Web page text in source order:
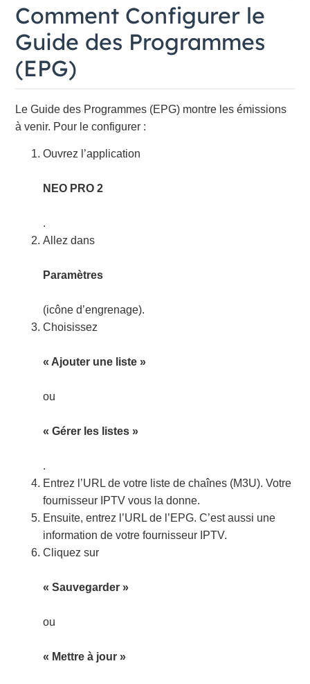
Comment Configurer le
Guide des Programmes
(EPG)
Le Guide des Programmes (EPG) montre les émissions
à venir. Pour le configurer :
Ouvrez l’application
NEO PRO 2
.
Allez dans
Paramètres
(icône d’engrenage).
Choisissez
« Ajouter une liste »
ou
« Gérer les listes »
.
Entrez l’URL de votre liste de chaînes (M3U). Votre
fournisseur IPTV vous la donne.
Ensuite, entrez l’URL de l’EPG. C’est aussi une
information de votre fournisseur IPTV.
Cliquez sur
« Sauvegarder »
ou
« Mettre à jour »